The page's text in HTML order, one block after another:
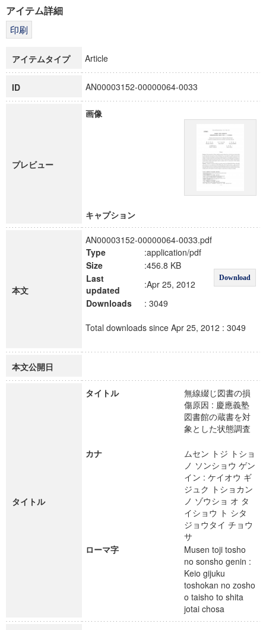
科学研究費補助金研究成果報告書
博士課程教育リーディングプログラム「超成熟社会発展のサ
アイテム詳細
アイテムタイプ Article
ID AN00003152-00000064-0033
プレビュー
画像
キャプション
本文
AN00003152-00000064-0033.pdf
Type
:application/pdf
Download
Size
:456.8 KB
Last
updated
:Apr 25, 2012
Downloads
: 3049
Total downloads since Apr 25, 2012 : 3049
本文公開日
タイトル
タイトル
無線綴じ図書の損
傷原因 : 慶應義塾
図書館の蔵書を対
象とした状態調査
カナ
ムセン トジ トショ
ノ ソンショウ ゲン
イン : ケイオウ ギ
ジュク トショカン
ノ ゾウショ オ タ
イショウ ト シタ
ジョウタイ チョウ
サ
ローマ字
Musen toji tosho
no sonsho genin :
Keio gijuku
toshokan no zosho
o taisho to shita
jotai chosa